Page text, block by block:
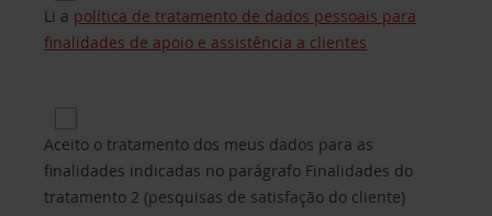
Li a política de tratamento de dados pessoais para
finalidades de apoio e assistência a clientes
Aceito o tratamento dos meus dados para as
finalidades indicadas no parágrafo Finalidades do
tratamento 2 (pesquisas de satisfação do cliente)